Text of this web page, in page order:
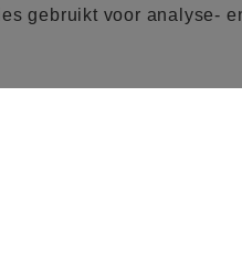
gebruikt voor analyse-